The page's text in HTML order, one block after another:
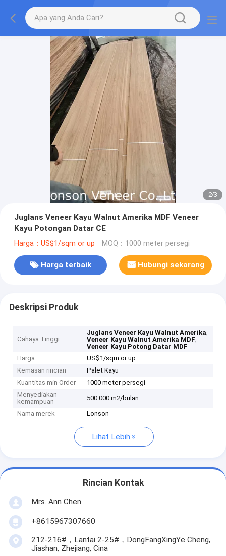
2/3
Juglans Veneer Kayu Walnut Amerika MDF Veneer
Kayu Potongan Datar CE
Harga：US$1/sqm or up MOQ：1000 meter persegi
Harga terbaik Hubungi sekarang
Deskripsi Produk
Cahaya Tinggi
Juglans Veneer Kayu Walnut Amerika,
Veneer Kayu Walnut Amerika MDF,
Veneer Kayu Potong Datar MDF
Harga
US$1/sqm or up
Kemasan rincian
Palet Kayu
Kuantitas min Order
1000 meter persegi
Menyediakan
kemampuan
500.000 m2/bulan
Nama merek Lonson
Lihat Lebih
Rincian Kontak
Mrs. Ann Chen
+8615967307660
212-216#，Lantai 2-25#，DongFangXingYe Cheng,
Jiashan, Zhejiang, Cina